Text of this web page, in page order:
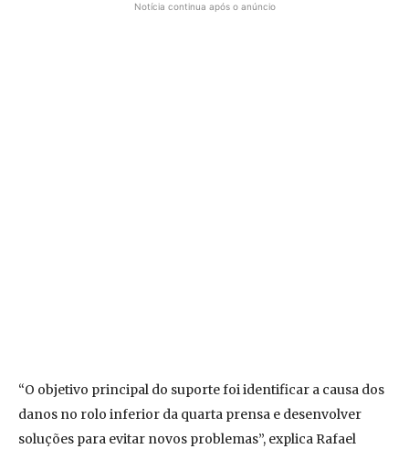
Notícia continua após o anúncio
“O objetivo principal do suporte foi identificar a causa dos
danos no rolo inferior da quarta prensa e desenvolver
soluções para evitar novos problemas”, explica Rafael